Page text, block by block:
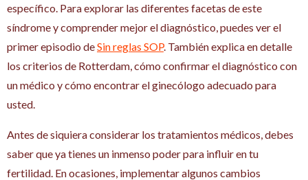
específico. Para explorar las diferentes facetas de este
síndrome y comprender mejor el diagnóstico, puedes ver el
primer episodio deSin reglas SOP. También explica en detalle
los criterios de Rotterdam, cómo confirmar el diagnóstico con
un médico y cómo encontrar el ginecólogo adecuado para
usted.
Antes de siquiera considerar los tratamientos médicos, debes
saber que ya tienes un inmenso poder para influir en tu
fertilidad. En ocasiones, implementar algunos cambios